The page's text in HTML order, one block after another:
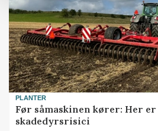
PLANTER
Før såmaskinen kører: Her
skadedyrsrisici